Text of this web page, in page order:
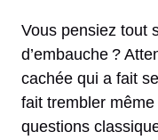
Vous pensiez tout
d’embauche ?
cachée qui a fait
fait trembler
questions